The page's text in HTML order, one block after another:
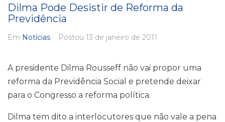
Dilma Pode Desistir de Reforma da
Previdência
Em Notícias Postou 13 de janeiro de 2011
A presidente Dilma Rousseff não vai propor uma
reforma da Previdência Social e pretende deixar
para o Congresso a reforma política.
Dilma tem dito a interlocutores que não vale a pena